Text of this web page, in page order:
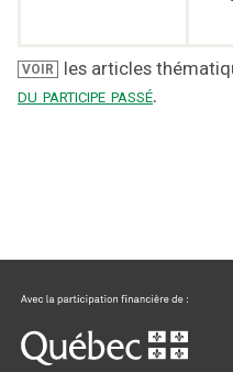
VOIR les articles
du participe passé.